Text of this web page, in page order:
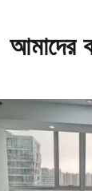
আমাদের